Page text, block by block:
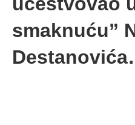
smaknuću”